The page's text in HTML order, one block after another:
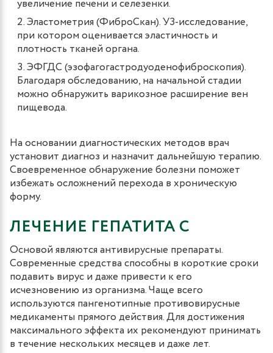
увеличение печени и селезенки.
Эластометрия (ФиброСкан). УЗ-исследование,
при котором оценивается эластичность и
плотность тканей органа.
ЭФГДС (эзофагогастродуоденофиброскопия).
Благодаря обследованию, на начальной стадии
можно обнаружить варикозное расширение вен
пищевода.
На основании диагностических методов врач
установит диагноз и назначит дальнейшую терапию.
Своевременное обнаружение болезни поможет
избежать осложнений перехода в хроническую
форму.
ЛЕЧЕНИЕ ГЕПАТИТА C
Основой являются антивирусные препараты.
Современные средства способны в короткие сроки
подавить вирус и даже привести к его
исчезновению из организма. Чаще всего
используются пангенотипные противовирусные
медикаменты прямого действия. Для достижения
максимального эффекта их рекомендуют принимать
в течение нескольких месяцев и даже лет.